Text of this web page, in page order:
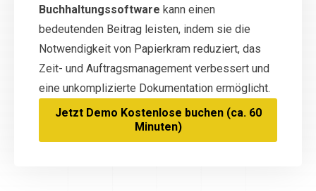
Buchhaltungssoftware kann einen
bedeutenden Beitrag leisten, indem sie die
Notwendigkeit von Papierkram reduziert, das
Zeit- und Auftragsmanagement verbessert und
eine unkomplizierte Dokumentation ermöglicht.
Jetzt Demo Kostenlose buchen (ca. 60
Minuten)